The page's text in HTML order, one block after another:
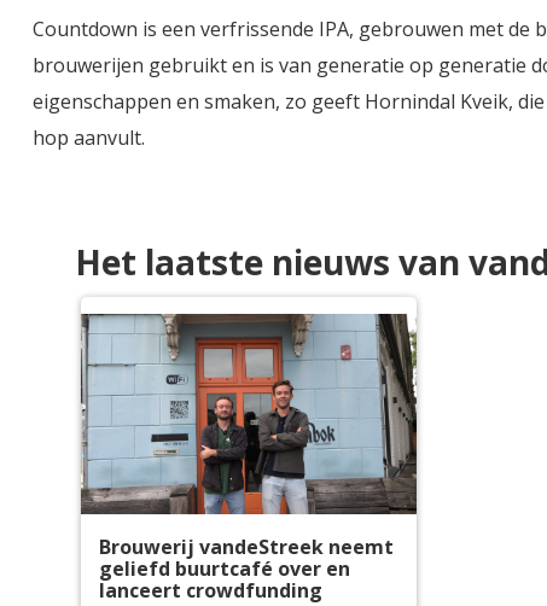
Countdown is een verfrissende IPA, gebrouwen met de
brouwerijen gebruikt en is van generatie op generatie
eigenschappen en smaken, zo geeft Hornindal Kveik,
hop aanvult.
Het laatste nieuws van
Brouwerij vandeStreek neemt
geliefd buurtcafé over en
lanceert crowdfunding